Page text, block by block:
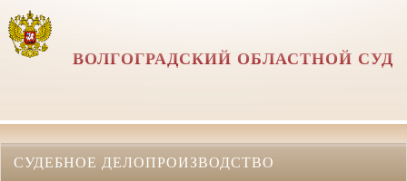
ВОЛГОГРАДСКИЙ ОБЛАСТНОЙ СУД
СУДЕБНОЕ ДЕЛОПРОИЗВОДСТВО